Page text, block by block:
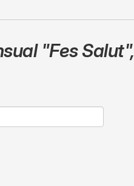
"Fes Salut",